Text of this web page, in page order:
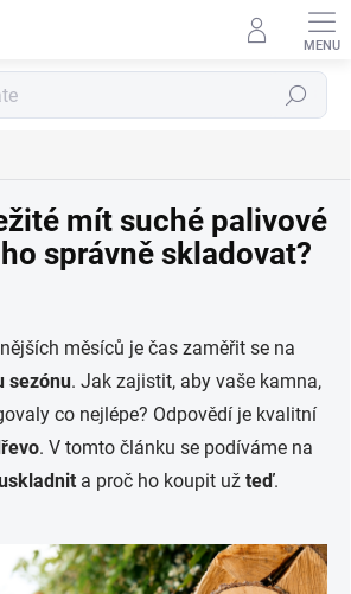
Hledat
mít suché palivové
správně skladovat?
měsíců je čas zaměřit se na
sezónu. Jak zajistit, aby vaše kamna,
co nejlépe? Odpovědí je kvalitní
. V tomto článku se podíváme na
a proč ho koupit už teď.